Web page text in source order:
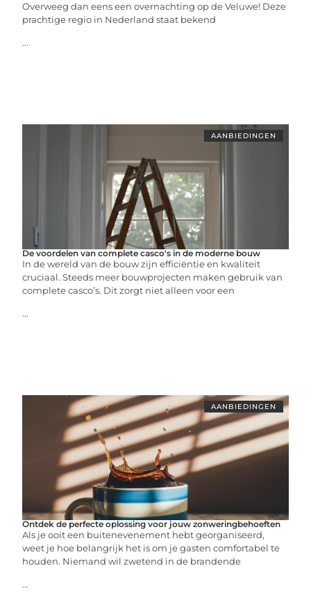
Overweeg dan eens een overnachting op de Veluwe! Deze
prachtige regio in Nederland staat bekend
...
AANBIEDINGEN
De voordelen van complete casco's in de moderne bouw
In de wereld van de bouw zijn efficiëntie en kwaliteit
cruciaal. Steeds meer bouwprojecten maken gebruik van
complete casco’s. Dit zorgt niet alleen voor een
...
AANBIEDINGEN
Ontdek de perfecte oplossing voor jouw zonweringbehoeften
Als je ooit een buitenevenement hebt georganiseerd,
weet je hoe belangrijk het is om je gasten comfortabel te
houden. Niemand wil zwetend in de brandende
...